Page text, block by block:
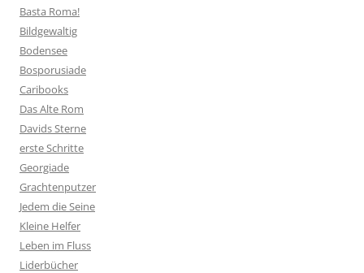
Basta Roma!
Bildgewaltig
Bodensee
Bosporusiade
Caribooks
Das Alte Rom
Davids Sterne
erste Schritte
Georgiade
Grachtenputzer
Jedem die Seine
Kleine Helfer
Leben im Fluss
Liderbücher